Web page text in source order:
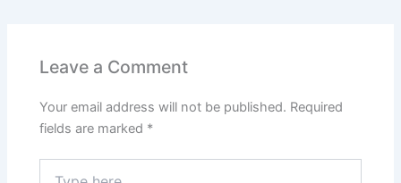
Leave a Comment
Your email address will not be published. Required
fields are marked *